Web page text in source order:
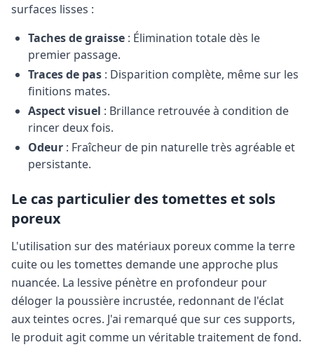
surfaces lisses :
Taches de graisse : Élimination totale dès le
premier passage.
Traces de pas : Disparition complète, même sur les
finitions mates.
Aspect visuel : Brillance retrouvée à condition de
rincer deux fois.
Odeur : Fraîcheur de pin naturelle très agréable et
persistante.
Le cas particulier des tomettes et sols
poreux
L'utilisation sur des matériaux poreux comme la terre
cuite ou les tomettes demande une approche plus
nuancée. La lessive pénètre en profondeur pour
déloger la poussière incrustée, redonnant de l'éclat
aux teintes ocres. J'ai remarqué que sur ces supports,
le produit agit comme un véritable traitement de fond.